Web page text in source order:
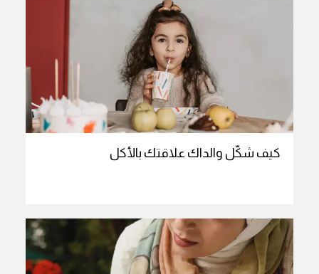
كيف شكّل والداك علاقتك بالأكل